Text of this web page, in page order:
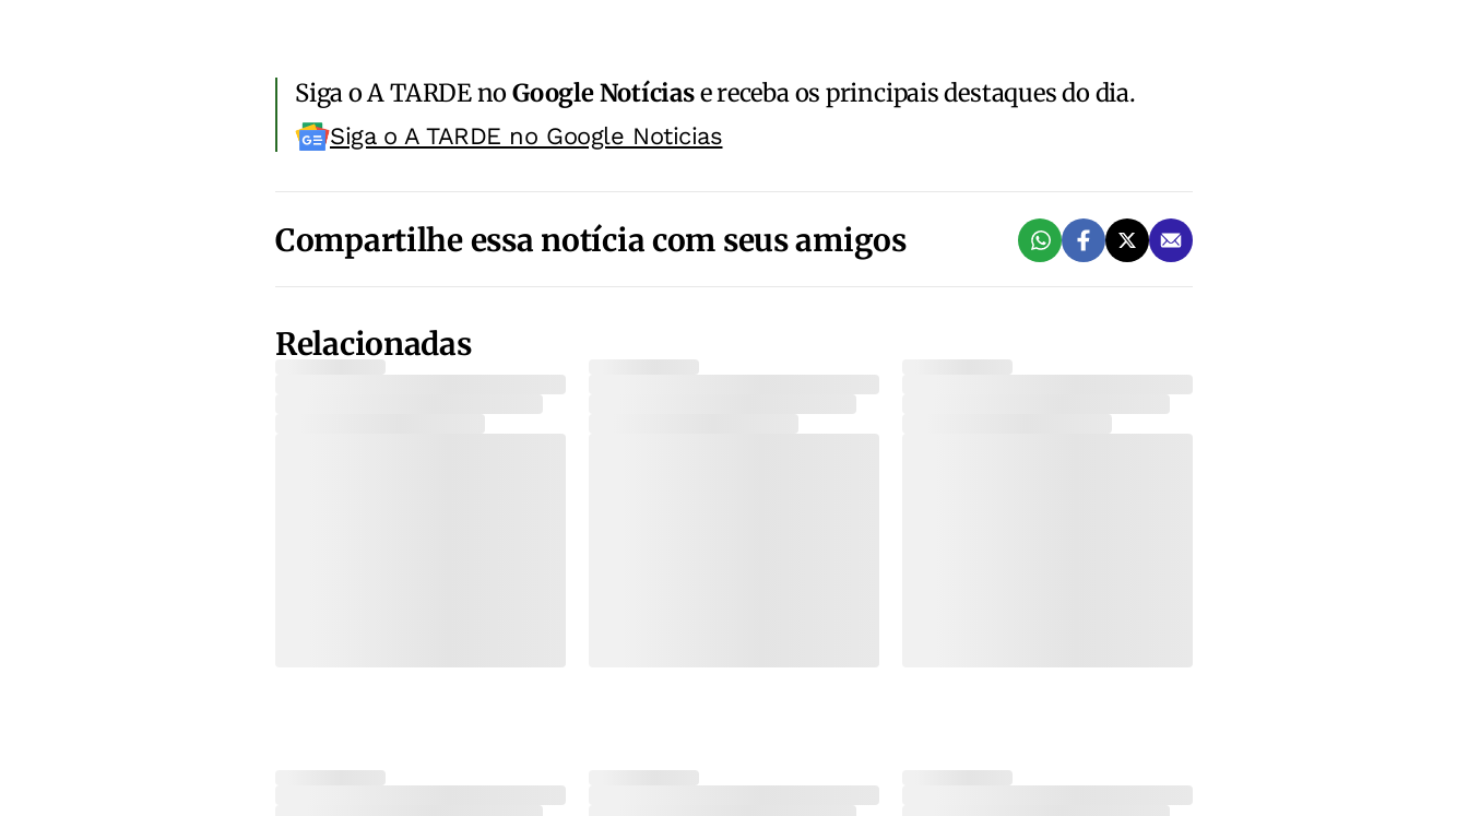
Siga o A TARDE noGoogle Notíciase receba os principais destaques do dia.
Siga o A TARDE no Google Noticias
Compartilhe essa notícia com seus amigos
Relacionadas